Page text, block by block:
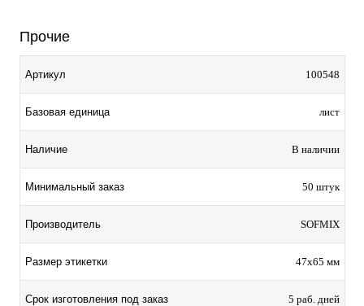
Прочие
Артикул 100548
Базовая единица лист
Наличие В наличии
Минимальный заказ 50 штук
Производитель SOFMIX
Размер этикетки 47х65 мм
Срок изготовления под заказ 5 раб. дней